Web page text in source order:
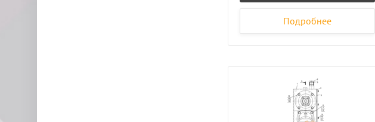
Подробнее